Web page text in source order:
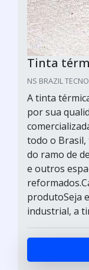
Tinta
NS BRAZIL
A tinta
por sua
todo o
do ramo de
e outros
produtoSeja
industrial, a